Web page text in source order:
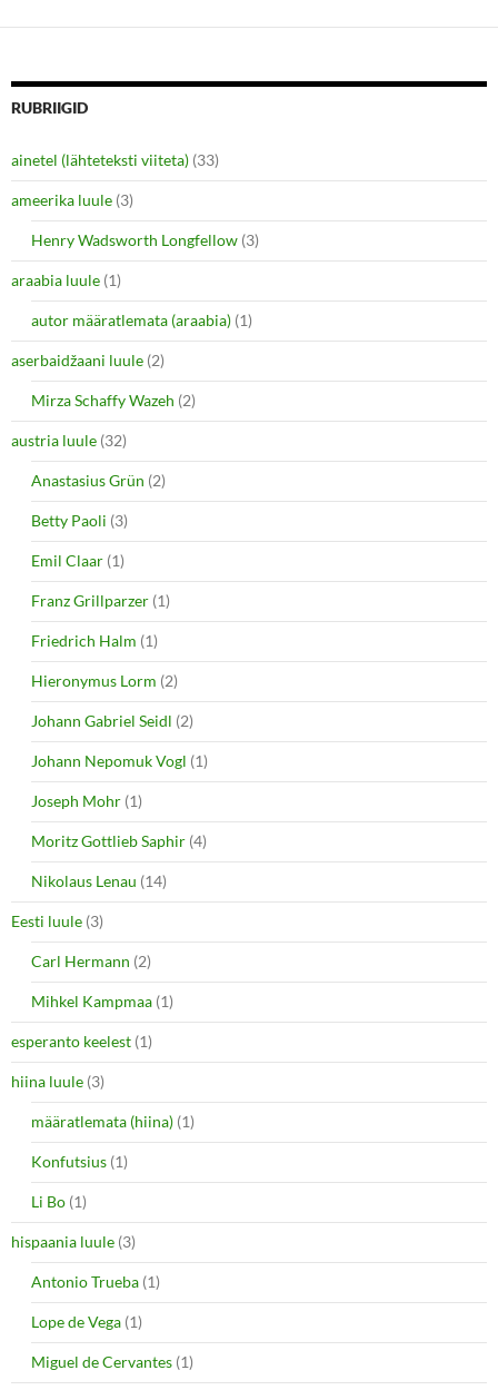
h
e
o
n
t
t
e
r
(
O
p
e
n
n
n
w
w
i
n
d
o
)
h
e
o
e
b
o
o
k
(
O
p
e
n
i
n
n
e
w
w
i
n
d
w
)
RUBRIIGID
ainetel (lähteteksti viiteta) (33)
ameerika luule (3)
Henry Wadsworth Longfellow (3)
araabia luule (1)
autor määratlemata (araabia) (1)
aserbaidžaani luule (2)
Mirza Schaffy Wazeh (2)
austria luule (32)
Anastasius Grün (2)
Betty Paoli (3)
Emil Claar (1)
Franz Grillparzer (1)
Friedrich Halm (1)
Hieronymus Lorm (2)
Johann Gabriel Seidl (2)
Johann Nepomuk Vogl (1)
Joseph Mohr (1)
Moritz Gottlieb Saphir (4)
Nikolaus Lenau (14)
Eesti luule (3)
Carl Hermann (2)
Mihkel Kampmaa (1)
esperanto keelest (1)
hiina luule (3)
määratlemata (hiina) (1)
Konfutsius (1)
Li Bo (1)
hispaania luule (3)
Antonio Trueba (1)
Lope de Vega (1)
Miguel de Cervantes (1)